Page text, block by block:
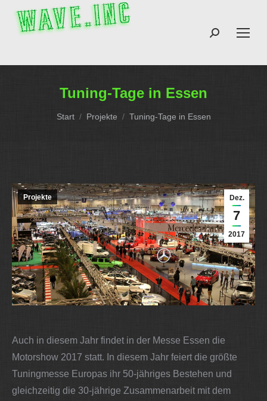
Search:
Tuning-Tage in Essen
Sie befinden sich hier:
Start Projekte Tuning-Tage in Essen
Dez.
7
2017
Projekte
Auch in diesem Jahr findet in der Messe Essen die
Motorshow 2017 statt. In diesem Jahr feiert die größte
Tuningmesse Europas ihr 50-jähriges Bestehen und
gleichzeitig die 30-jährige Zusammenarbeit mit dem